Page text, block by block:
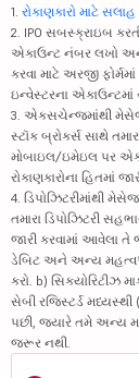
1. રોકાણકારો માટે સલાહ
2. IPO સબસ્ક્રાઇબ
એકાઉન્ટ નંબર લખો અને
કરવા માટે અરજી
ઇન્વેસ્ટરના એકાઉન્ટમાં
3. એક્સચેન્જમાંથી મેસેજ:
સ્ટૉક બ્રોકર્સ સાથે
મોબાઇલ/ઇમેઇલ પર
રોકાણકારોના હિતમાં
4. ડિપોઝિટરીમાંથી
તમારા ડિપોઝિટરી
જારી કરવામાં આવેલા તે
ડેબિટ અને અન્ય
કરો. b) સિક્યોરિટીઝ
સેબી રજિસ્ટર્ડ
પછી, જ્યારે તમે અન્ય
જરૂર નથી.